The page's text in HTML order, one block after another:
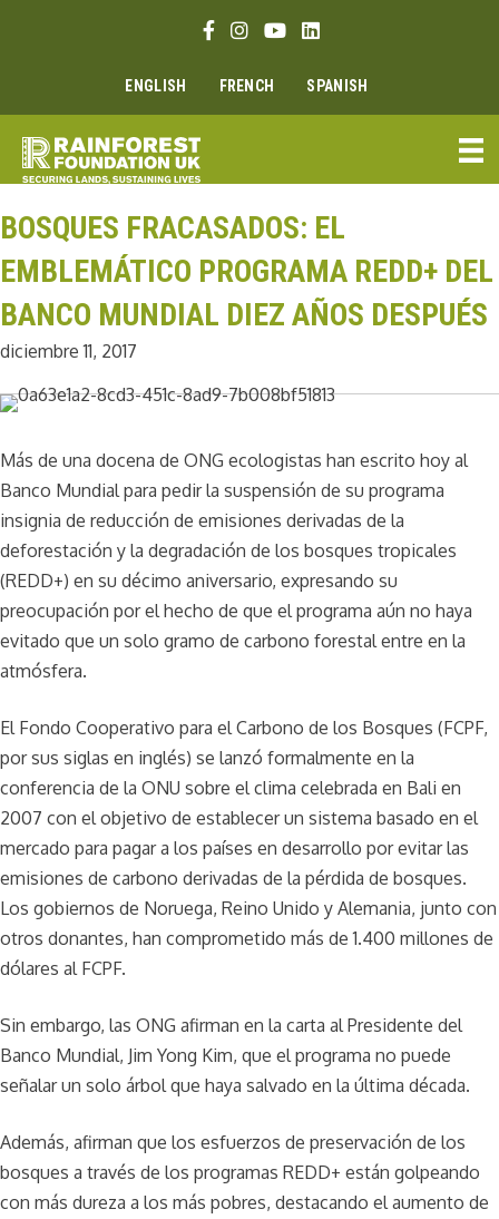
Enlace Facebook
Enlace Instagram
Enlace Youtube
Linkedin link
ENGLISH FRENCH SPANISH
BOSQUES FRACASADOS: EL
EMBLEMÁTICO PROGRAMA REDD+ DEL
BANCO MUNDIAL DIEZ AÑOS DESPUÉS
diciembre 11, 2017
Más de una docena de ONG ecologistas han escrito hoy al
Banco Mundial para pedir la suspensión de su programa
insignia de reducción de emisiones derivadas de la
deforestación y la degradación de los bosques tropicales
(REDD+) en su décimo aniversario, expresando su
preocupación por el hecho de que el programa aún no haya
evitado que un solo gramo de carbono forestal entre en la
atmósfera.
El Fondo Cooperativo para el Carbono de los Bosques (FCPF,
por sus siglas en inglés) se lanzó formalmente en la
conferencia de la ONU sobre el clima celebrada en Bali en
2007 con el objetivo de establecer un sistema basado en el
mercado para pagar a los países en desarrollo por evitar las
emisiones de carbono derivadas de la pérdida de bosques.
Los gobiernos de Noruega, Reino Unido y Alemania, junto con
otros donantes, han comprometido más de 1.400 millones de
dólares al FCPF.
Sin embargo, las ONG afirman en la carta al Presidente del
Banco Mundial, Jim Yong Kim, que el programa no puede
señalar un solo árbol que haya salvado en la última década.
Además, afirman que los esfuerzos de preservación de los
bosques a través de los programas REDD+ están golpeando
con más dureza a los más pobres, destacando el aumento de